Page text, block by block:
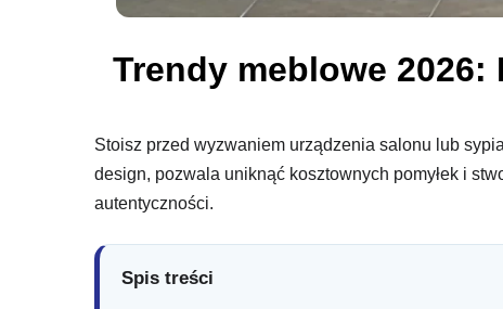
Trendy meblowe
Stoisz przed wyzwaniem urządzenia salonu lub
design, pozwala uniknąć kosztownych pomyłek i
autentyczności.
Spis treści